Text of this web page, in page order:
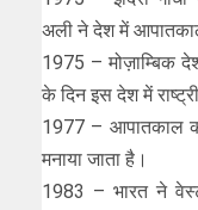
अली ने देश में
1975 – मोज़ाम्बिक
के दिन इस देश में
1977 – आपातकाल
मनाया जाता है।
1983 – भारत ने